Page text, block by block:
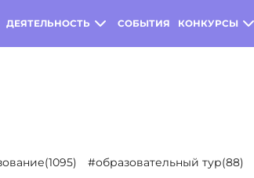
ДЕЯТЕЛЬНОСТЬ СОБЫТИЯ КОНКУРСЫ
#образовательный тур(88)